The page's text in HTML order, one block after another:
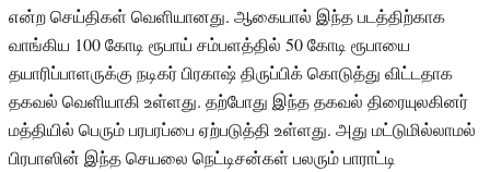
என்ற செய்திகள் வெளியானது. ஆகையால் இந்த படத்திற்காக
வாங்கிய 100 கோடி ரூபாய் சம்பளத்தில் 50 கோடி ரூபாயை
தயாரிப்பாளருக்கு நடிகர் பிரகாஷ் திருப்பிக் கொடுத்து விட்டதாக
தகவல் வெளியாகி உள்ளது. தற்போது இந்த தகவல் திரையுலகினர்
மத்தியில் பெரும் பரபரப்பை ஏற்படுத்தி உள்ளது. அது மட்டுமில்லாமல்
பிரபாஸின் இந்த செயலை நெட்டிசன்கள் பலரும் பாராட்டி